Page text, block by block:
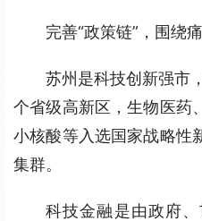
完善“政策链”，围绕
苏州是科技创新强市
个省级高新区，生物医药
小核酸等入选国家战略性
集群。
科技金融是由政府